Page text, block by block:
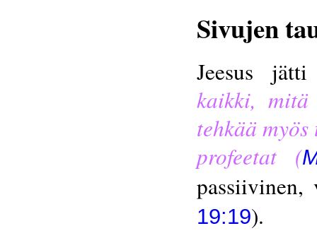
Sivujen
Jeesus
kaikki, mitä
tehkää
profeetat (
passiivinen,
19:19).